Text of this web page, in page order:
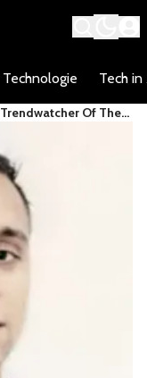
Technologie Tech in
Of The